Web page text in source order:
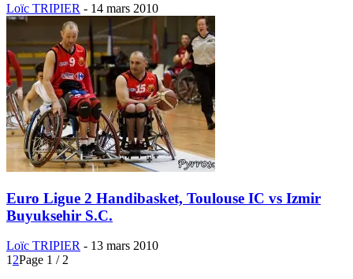
Loïc TRIPIER - 14 mars 2010
Euro Ligue 2 Handibasket, Toulouse IC vs Izmir
Buyuksehir S.C.
Loïc TRIPIER - 13 mars 2010
1 2Page 1 / 2